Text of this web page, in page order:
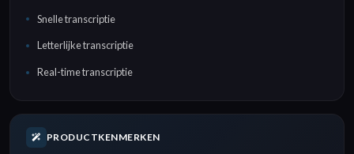
Snelle transcriptie
Letterlijke transcriptie
Real-time transcriptie
PRODUCTKENMERKEN